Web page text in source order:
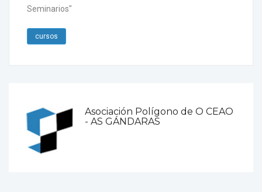
Seminarios"
cursos
Asociación Polígono de O CEAO
- AS GÁNDARAS